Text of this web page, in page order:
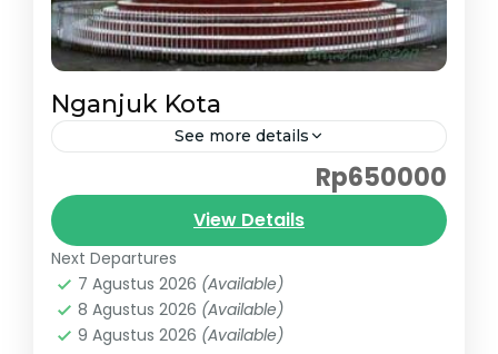
Nganjuk Kota
See more details
Tarif Taxi Juanda Nganjuk kota
menggunakan armada innova reborn
aman dan nyaman. Tarif taxi tersebut
sudah termasuk Full Toll serta
pengantaran ke area Kota Nganjuk,...
Nganjuk
Rp650000
View Details
Next Departures
7 Agustus 2026 (Available)
8 Agustus 2026 (Available)
9 Agustus 2026 (Available)